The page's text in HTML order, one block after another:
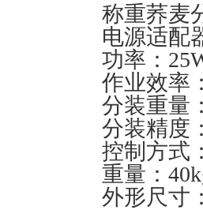
称重荞麦
电源适配
功率：
作业效率
分装重量
分装精度
控制方式
重量：
外形尺寸